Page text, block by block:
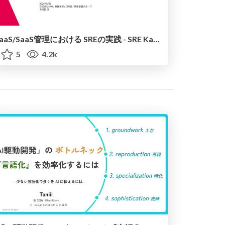
IaaS/SaaS管理における SREの実践 - SRE Kaigi 2026
5
4.2k